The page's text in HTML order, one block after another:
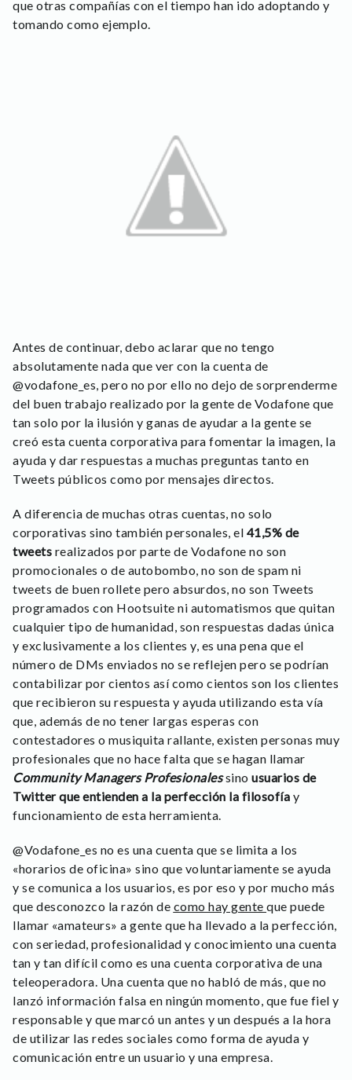
que otras compañías con el tiempo han ido adoptando y
tomando como ejemplo.
Antes de continuar, debo aclarar que no tengo
absolutamente nada que ver con la cuenta de
@vodafone_es, pero no por ello no dejo de sorprenderme
del buen trabajo realizado por la gente de Vodafone que
tan solo por la ilusión y ganas de ayudar a la gente se
creó esta cuenta corporativa para fomentar la imagen, la
ayuda y dar respuestas a muchas preguntas tanto en
Tweets públicos como por mensajes directos.
A diferencia de muchas otras cuentas, no solo
corporativas sino también personales, el 41,5% de
tweets realizados por parte de Vodafone no son
promocionales o de autobombo, no son de spam ni
tweets de buen rollete pero absurdos, no son Tweets
programados con Hootsuite ni automatismos que quitan
cualquier tipo de humanidad, son respuestas dadas única
y exclusivamente a los clientes y, es una pena que el
número de DMs enviados no se reflejen pero se podrían
contabilizar por cientos así como cientos son los clientes
que recibieron su respuesta y ayuda utilizando esta vía
que, además de no tener largas esperas con
contestadores o musiquita rallante, existen personas muy
profesionales que no hace falta que se hagan llamar
Community Managers Profesionalessino usuarios de
Twitter que entienden a la perfección la filosofía y
funcionamiento de esta herramienta.
@Vodafone_es no es una cuenta que se limita a los
«horarios de oficina» sino que voluntariamente se ayuda
y se comunica a los usuarios, es por eso y por mucho más
que desconozco la razón de como hay gente que puede
llamar «amateurs» a gente que ha llevado a la perfección,
con seriedad, profesionalidad y conocimiento una cuenta
tan y tan difícil como es una cuenta corporativa de una
teleoperadora. Una cuenta que no habló de más, que no
lanzó información falsa en ningún momento, que fue fiel y
responsable y que marcó un antes y un después a la hora
de utilizar las redes sociales como forma de ayuda y
comunicación entre un usuario y una empresa.